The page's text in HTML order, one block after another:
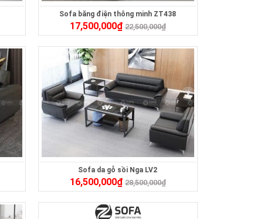
Sofa băng điện thông minh ZT438
17,500,000₫ 22,500,000₫
Sofa da gỗ sồi Nga LV2
16,500,000₫ 28,500,000₫